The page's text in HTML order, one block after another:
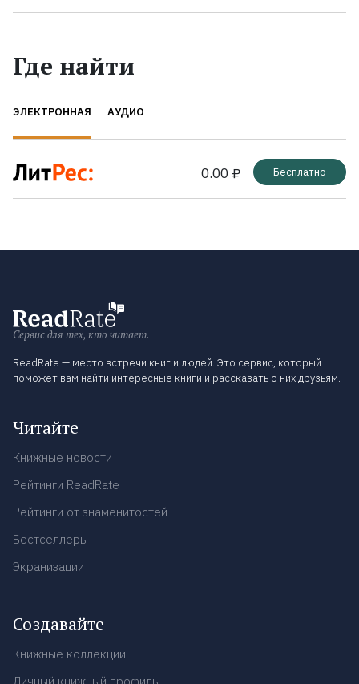
Где найти
ЭЛЕКТРОННАЯ АУДИО
0.00 ₽ Бесплатно
Сервис для тех, кто читает.
ReadRate — место встречи книг и людей. Это сервис, который
поможет вам найти интересные книги и рассказать о них друзьям.
Читайте
Книжные новости
Рейтинги ReadRate
Рейтинги от знаменитостей
Бестселлеры
Экранизации
Создавайте
Книжные коллекции